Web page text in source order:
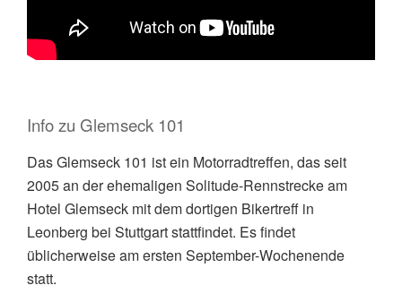
Info zu Glemseck 101
Das Glemseck 101 ist ein Motorradtreffen, das seit
2005 an der ehemaligen Solitude-Rennstrecke am
Hotel Glemseck mit dem dortigen Bikertreff in
Leonberg bei Stuttgart stattfindet. Es findet
üblicherweise am ersten September-Wochenende
statt.